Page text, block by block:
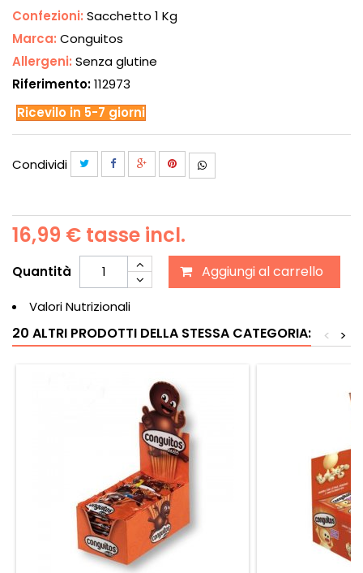
Confezioni: Sacchetto 1 Kg
Marca: Conguitos
Allergeni: Senza glutine
Riferimento:112973
Ricevilo in 5-7 giorni
Condividi
16,99 € tasse incl.
Quantità Aggiungi al carrello
Valori Nutrizionali
20 ALTRI PRODOTTI DELLA STESSA CATEGORIA: >
<